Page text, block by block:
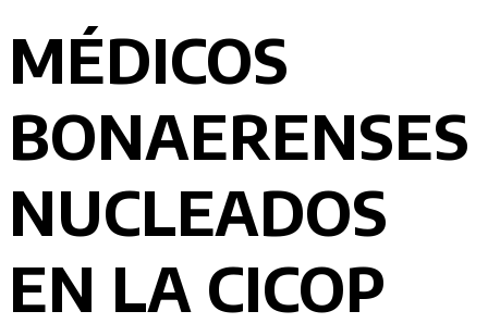
MÉDICOS
BONAERENSES
NUCLEADOS
EN LA CICOP